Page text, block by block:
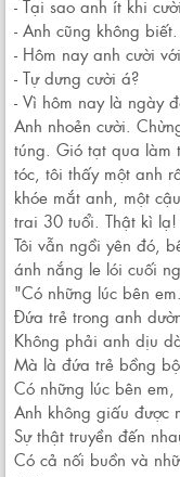
- Tại sao anh ít khi
- Anh cũng không
- Hôm nay anh cười
- Tự dưng cười á?
- Vì hôm nay là ngày
Anh nhoẻn cười.
túng. Gió tạt qua làm
tóc, tôi thấy một anh
khóe mắt anh, một
trai 30 tuổi. Thật kì
Tôi vẫn ngồi yên đó,
ánh nắng le lói cuối
"Có những lúc bên em.
Đứa trẻ trong anh
Không phải anh dịu
Mà là đứa trẻ bồng
Có những lúc bên em,
Anh không giấu được
Sự thật truyền đến
Có cả nối buồn và